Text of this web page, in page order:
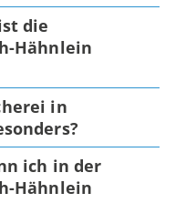
die
Hähnlein
in
ich in der
Hähnlein